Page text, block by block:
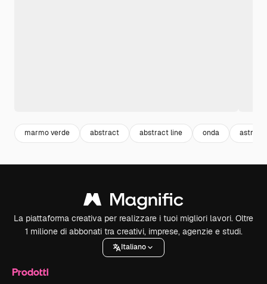
marmo verde abstract abstract line onda astratto
La piattaforma creativa per realizzare i tuoi migliori lavori. Oltre
1 milione di abbonati tra creativi, imprese, agenzie e studi.
Italiano
Prodotti